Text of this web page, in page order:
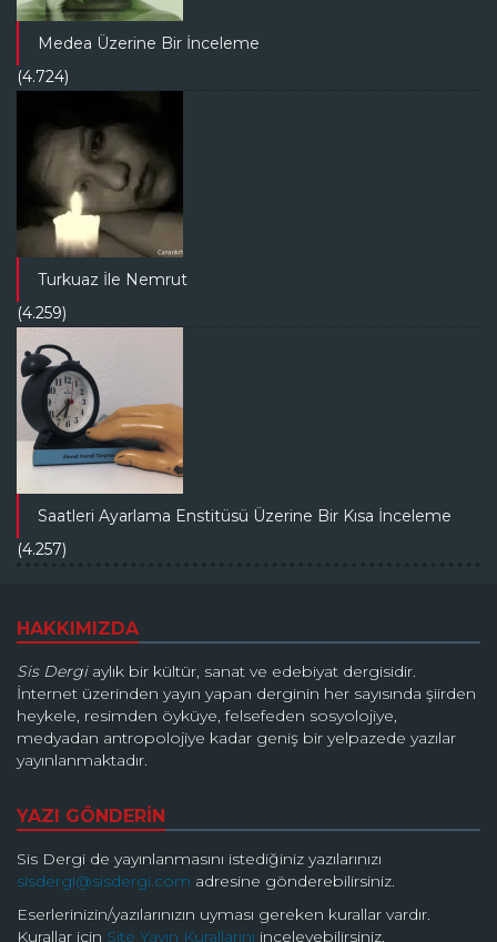
Medea Üzerine Bir İnceleme
(4.724)
Turkuaz İle Nemrut
(4.259)
Saatleri Ayarlama Enstitüsü Üzerine Bir Kısa İnceleme
(4.257)
HAKKIMIZDA
Sis Dergiaylık bir kültür, sanat ve edebiyat dergisidir.
İnternet üzerinden yayın yapan derginin her sayısında şiirden
heykele, resimden öyküye, felsefeden sosyolojiye,
medyadan antropolojiye kadar geniş bir yelpazede yazılar
yayınlanmaktadır.
YAZI GÖNDERİN
Sis Dergi de yayınlanmasını istediğiniz yazılarınızı
sisdergi@sisdergi.com adresine gönderebilirsiniz.
Eserlerinizin/yazılarınızın uyması gereken kurallar vardır.
Kurallar için Site Yayın Kurallarını inceleyebilirsiniz.